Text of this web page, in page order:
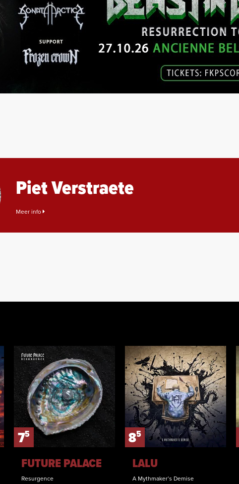
Piet Verstraete
Meer info
75
FUTURE PALACE
Resurgence
85
LALU
A Mythmaker’s Demise